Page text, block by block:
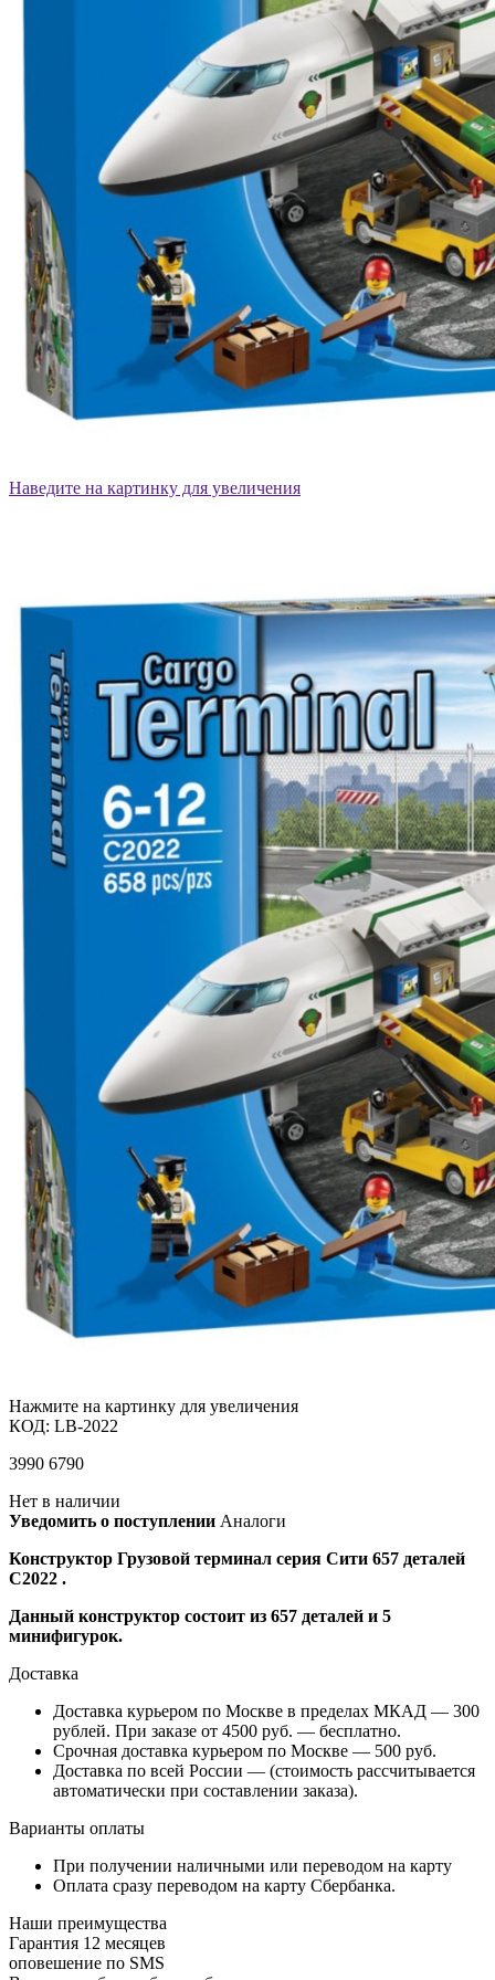
Наведите на картинку для увеличения
Нажмите на картинку для увеличения
КОД: LB-2022
3990 6790
Нет в наличии
Уведомить о поступлении Аналоги
Конструктор Грузовой терминал серия Сити 657 деталей
C2022 .
Данный конструктор состоит из 657 деталей и 5
минифигурок.
Доставка
Доставка курьером по Москве в пределах МКАД — 300
рублей. При заказе от 4500 руб. — бесплатно.
Срочная доставка курьером по Москве — 500 руб.
Доставка по всей России — (стоимость рассчитывается
автоматически при составлении заказа).
Варианты оплаты
При получении наличными или переводом на карту
Оплата сразу переводом на карту Сбербанка.
Наши преимущества
Гарантия 12 месяцев
оповешение по SMS